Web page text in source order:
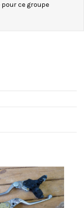
ce groupe